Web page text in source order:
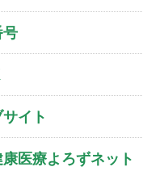
号
イト
医療よろずネット